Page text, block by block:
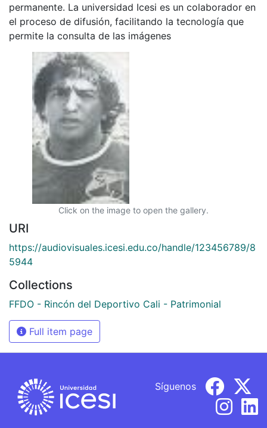
permanente. La universidad Icesi es un colaborador en
el proceso de difusión, facilitando la tecnología que
permite la consulta de las imágenes
Click on the image to open the gallery.
URI
https://audiovisuales.icesi.edu.co/handle/123456789/8
5944
Collections
FFDO - Rincón del Deportivo Cali - Patrimonial
Full item page
Síguenos